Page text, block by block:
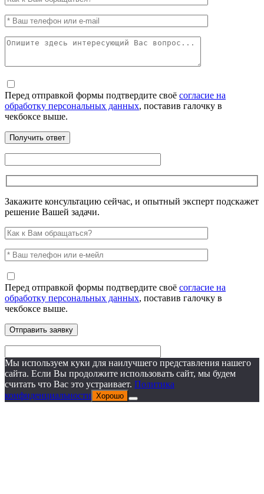
Перед отправкой формы подтвердите своё согласие на
обработку персональных данных, поставив галочку в
чекбоксе выше.
Закажите консультацию сейчас, и опытный эксперт подскажет
решение Вашей задачи.
Перед отправкой формы подтвердите своё согласие на
обработку персональных данных, поставив галочку в
чекбоксе выше.
Мы используем куки для наилучшего представления нашего
сайта. Если Вы продолжите использовать сайт, мы будем
считать что Вас это устраивает. Политика
конфиденциальности Хорошо